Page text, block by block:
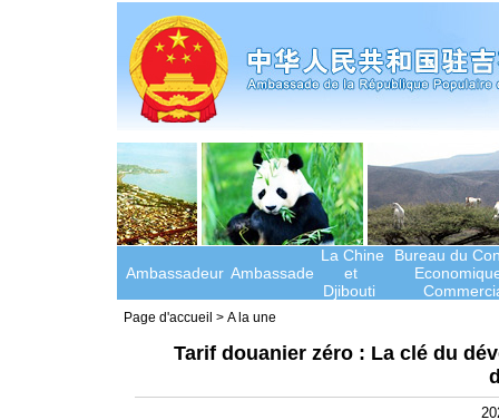
Ambassadeur Ambassade
La Chine
et
Djibouti
Bureau du
Page d'accueil > A la une
Tarif douanier zéro : La clé du